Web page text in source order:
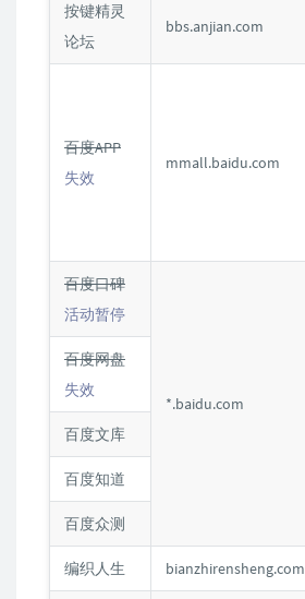
按键精灵
论坛
bbs.anjian.com
百度APP
失效
mmall.baidu.com
百度口碑
活动暂停
*.baidu.com
百度网盘
失效
百度文库
百度知道
百度众测
编织人生 bianzhirensheng.com